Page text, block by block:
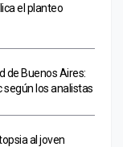
el planteo
de Buenos Aires:
según los analistas
al joven